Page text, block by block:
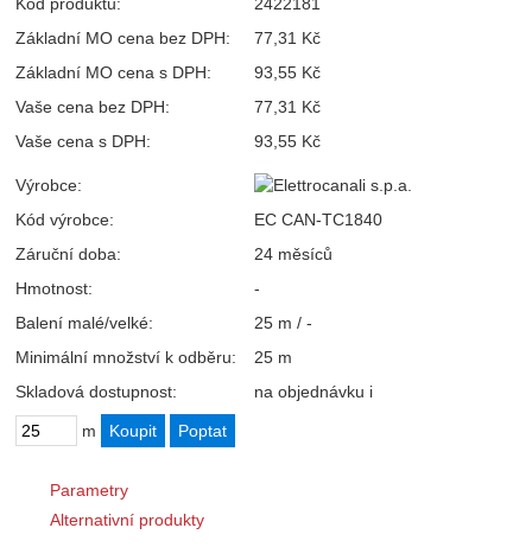
Základní MO cena bez DPH:
77,31 Kč
Základní MO cena s DPH:
93,55 Kč
Vaše cena bez DPH:
77,31 Kč
Vaše cena s DPH:
93,55 Kč
Výrobce:
Kód výrobce:
EC CAN-TC1840
Záruční doba:
24 měsíců
Hmotnost:
-
Balení malé/velké:
25 m / -
Minimální množství k odběru:
25 m
Skladová dostupnost:
na objednávku i
m
Parametry
Alternativní produkty